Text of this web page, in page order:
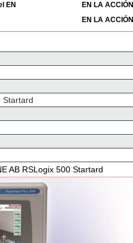
EN
EN LA ACCIÓN
EN LA ACCIÓN
Startard
AB RSLogix 500 Startard